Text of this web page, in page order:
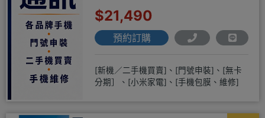
$21,490
預約訂購
[新機／二手機買賣]、[門號申裝]、[無卡
分期］、[小米家電]、[手機包膜、維修]